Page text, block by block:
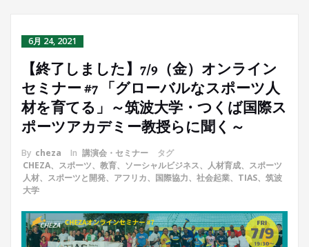
6月 24, 2021
【終了しました】7/9（金）オンライン
セミナー #7 「グローバルなスポーツ人
材を育てる」～筑波大学・つくば国際ス
ポーツアカデミー教授らに聞く～
By cheza In 講演会・セミナー
タグ
CHEZA、スポーツ、教育、ソーシャルビジネス、人材育成、スポーツ
人材、スポーツと開発、アフリカ、国際協力、社会起業、TIAS、筑波
大学